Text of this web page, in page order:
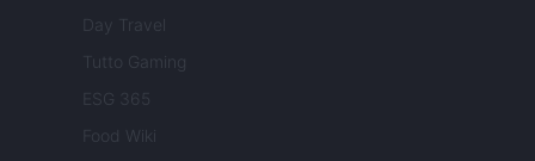
Day Travel
Tutto Gaming
ESG 365
Food Wiki